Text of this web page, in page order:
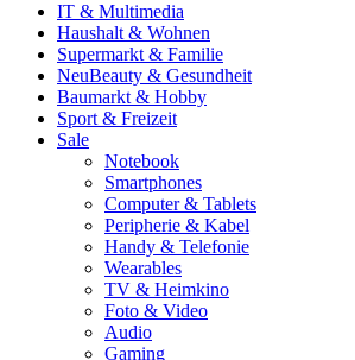
IT & Multimedia
Haushalt & Wohnen
Supermarkt & Familie
NeuBeauty & Gesundheit
Baumarkt & Hobby
Sport & Freizeit
Sale
Notebook
Smartphones
Computer & Tablets
Peripherie & Kabel
Handy & Telefonie
Wearables
TV & Heimkino
Foto & Video
Audio
Gaming